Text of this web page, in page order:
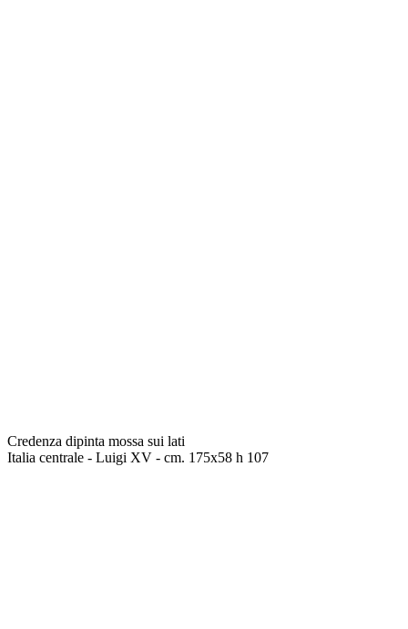
Credenza dipinta mossa sui lati
Italia centrale - Luigi XV - cm. 175x58 h 107